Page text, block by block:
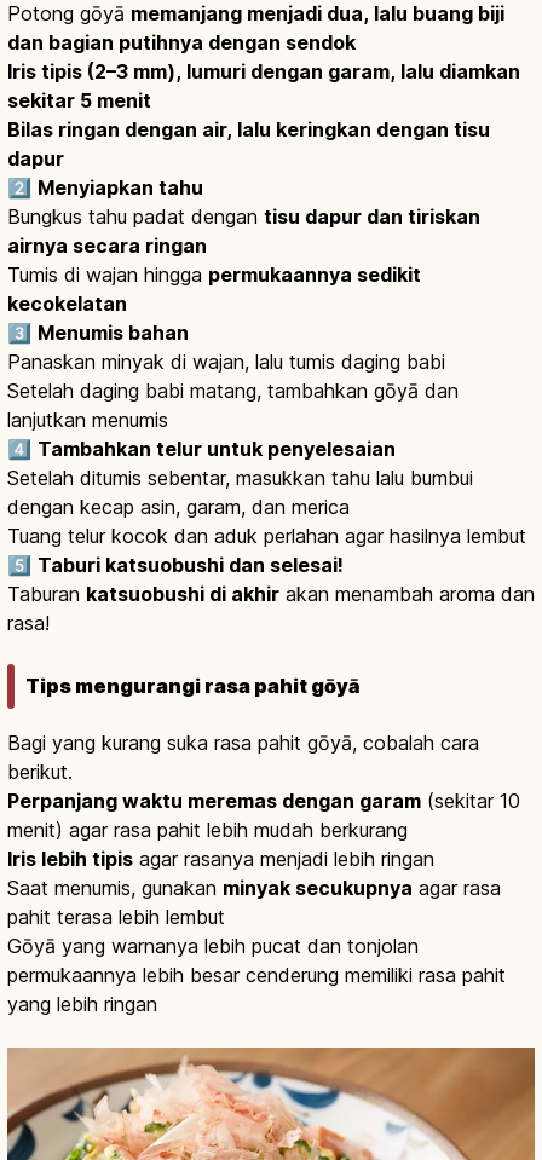
Potong gōyā memanjang menjadi dua, lalu buang biji
dan bagian putihnya dengan sendok
Iris tipis (2–3 mm), lumuri dengan garam, lalu diamkan
sekitar 5 menit
Bilas ringan dengan air, lalu keringkan dengan tisu
dapur
2️⃣ Menyiapkan tahu
Bungkus tahu padat dengan tisu dapur dan tiriskan
airnya secara ringan
Tumis di wajan hingga permukaannya sedikit
kecokelatan
3️⃣ Menumis bahan
Panaskan minyak di wajan, lalu tumis daging babi
Setelah daging babi matang, tambahkan gōyā dan
lanjutkan menumis
4️⃣ Tambahkan telur untuk penyelesaian
Setelah ditumis sebentar, masukkan tahu lalu bumbui
dengan kecap asin, garam, dan merica
Tuang telur kocok dan aduk perlahan agar hasilnya lembut
5️⃣ Taburi katsuobushi dan selesai!
Taburan katsuobushi di akhir akan menambah aroma dan
rasa!
Tips mengurangi rasa pahit gōyā
Bagi yang kurang suka rasa pahit gōyā, cobalah cara
berikut.
Perpanjang waktu meremas dengan garam (sekitar 10
menit) agar rasa pahit lebih mudah berkurang
Iris lebih tipis agar rasanya menjadi lebih ringan
Saat menumis, gunakan minyak secukupnya agar rasa
pahit terasa lebih lembut
Gōyā yang warnanya lebih pucat dan tonjolan
permukaannya lebih besar cenderung memiliki rasa pahit
yang lebih ringan